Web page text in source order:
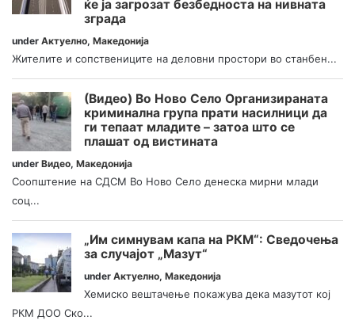
ќе ја загрозат безбедноста на нивната
зграда
under Актуелно, Македонија
Жителите и сопствениците на деловни простори во станбен...
(Видео) Во Ново Село Организираната
криминална група прати насилници да
ги тепаат младите – затоа што се
плашат од вистината
under Видео, Македонија
Соопштение на СДСМ Во Ново Село денеска мирни млади
соц...
„Им симнувам капа на РКМ“: Сведочења
за случајот „Мазут“
under Актуелно, Македонија
Хемиско вештачење покажува дека мазутот кој
РКМ ДОО Ско...